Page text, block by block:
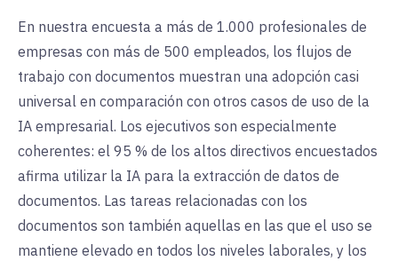
En nuestra encuesta a más de 1.000 profesionales de
empresas con más de 500 empleados, los flujos de
trabajo con documentos muestran una adopción casi
universal en comparación con otros casos de uso de la
IA empresarial. Los ejecutivos son especialmente
coherentes: el 95 % de los altos directivos encuestados
afirma utilizar la IA para la extracción de datos de
documentos. Las tareas relacionadas con los
documentos son también aquellas en las que el uso se
mantiene elevado en todos los niveles laborales, y los